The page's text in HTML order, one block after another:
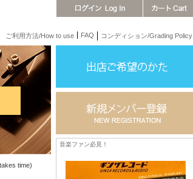
ご利用方法/How to use FAQ コンディション/Grading Policy
time)
音楽ファン必見！